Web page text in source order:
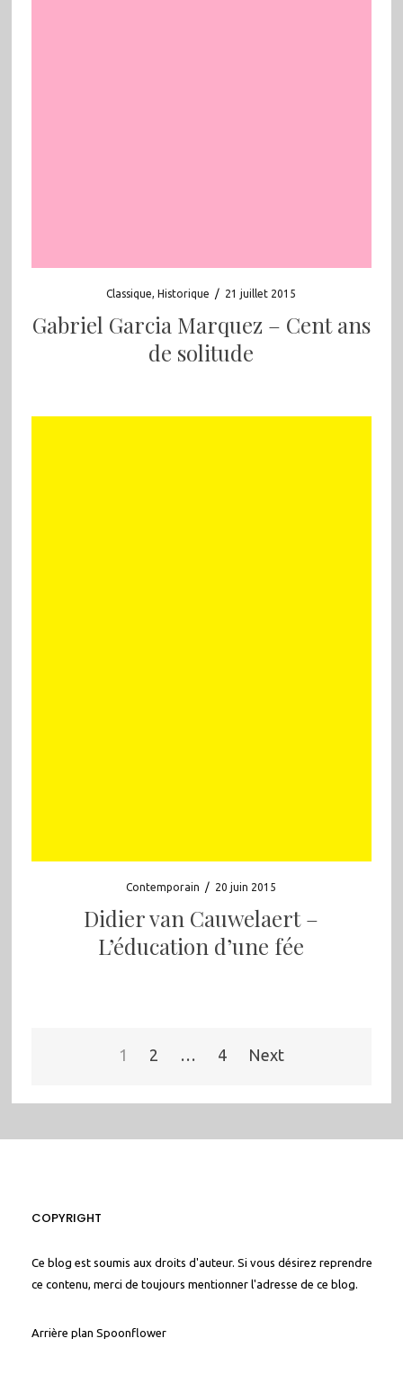
Classique, Historique / 21 juillet 2015
Gabriel Garcia Marquez – Cent ans
de solitude
Contemporain / 20 juin 2015
Didier van Cauwelaert –
L’éducation d’une fée
1 2 … 4 Next
COPYRIGHT
Ce blog est soumis aux droits d'auteur. Si vous désirez reprendre
ce contenu, merci de toujours mentionner l'adresse de ce blog.
Arrière plan Spoonflower